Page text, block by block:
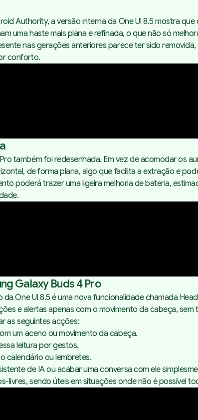
Authority, a versão interna da One UI 8.5 mostra
uma haste mais plana e refinada, o que não só
nas gerações anteriores parece ter sido
conforto.
também foi redesenhada. Em vez de acomodar os
de forma plana, algo que facilita a extração e
poderá trazer uma ligeira melhoria de bateria,
Galaxy Buds 4 Pro
One UI 8.5 é uma nova funcionalidade chamada
e alertas apenas com o movimento da cabeça, sem
as seguintes acções:
um aceno ou movimento da cabeça.
leitura por gestos.
calendário ou lembretes.
de IA ou acabar uma conversa com ele
livres, sendo úteis em situações onde não é possível